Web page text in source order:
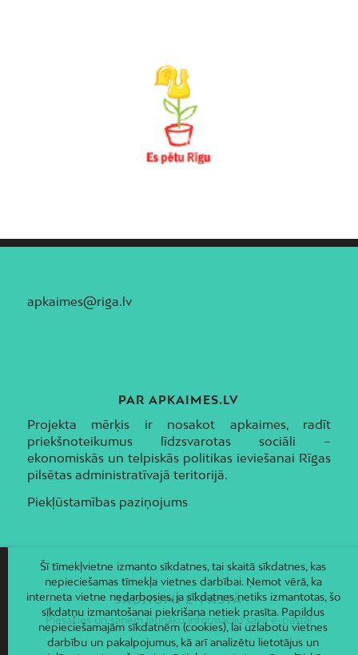
apkaimes@riga.lv
PAR APKAIMES.LV
Projekta mērķis ir nosakot apkaimes, radīt
priekšnoteikumus līdzsvarotas sociāli –
ekonomiskās un telpiskās politikas ieviešanai Rīgas
pilsētas administratīvajā teritorijā.
Piekļūstamības paziņojums
JAUNUMI E-PASTĀ
Piesakies un saņem jaunāko informāciju savā e-pastā!
Šī tīmekļvietne izmanto sīkdatnes, tai skaitā sīkdatnes, kas
nepieciešamas tīmekļa vietnes darbībai. Ņemot vērā, ka
interneta vietne nedarbosies, ja sīkdatnes netiks izmantotas, šo
sīkdatņu izmantošanai piekrišana netiek prasīta. Papildus
nepieciešamajām sīkdatnēm (cookies), lai uzlabotu vietnes
darbību un pakalpojumus, kā arī analizētu lietotājus un